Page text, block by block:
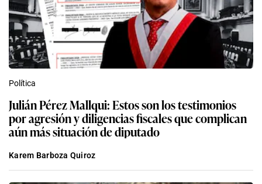
Política
Julián Pérez Mallqui: Estos son los testimonios
por agresión y diligencias fiscales que complican
aún más situación de diputado
Karem Barboza Quiroz